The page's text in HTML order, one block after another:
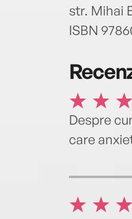
str. Mihai
ISBN
Despre
care